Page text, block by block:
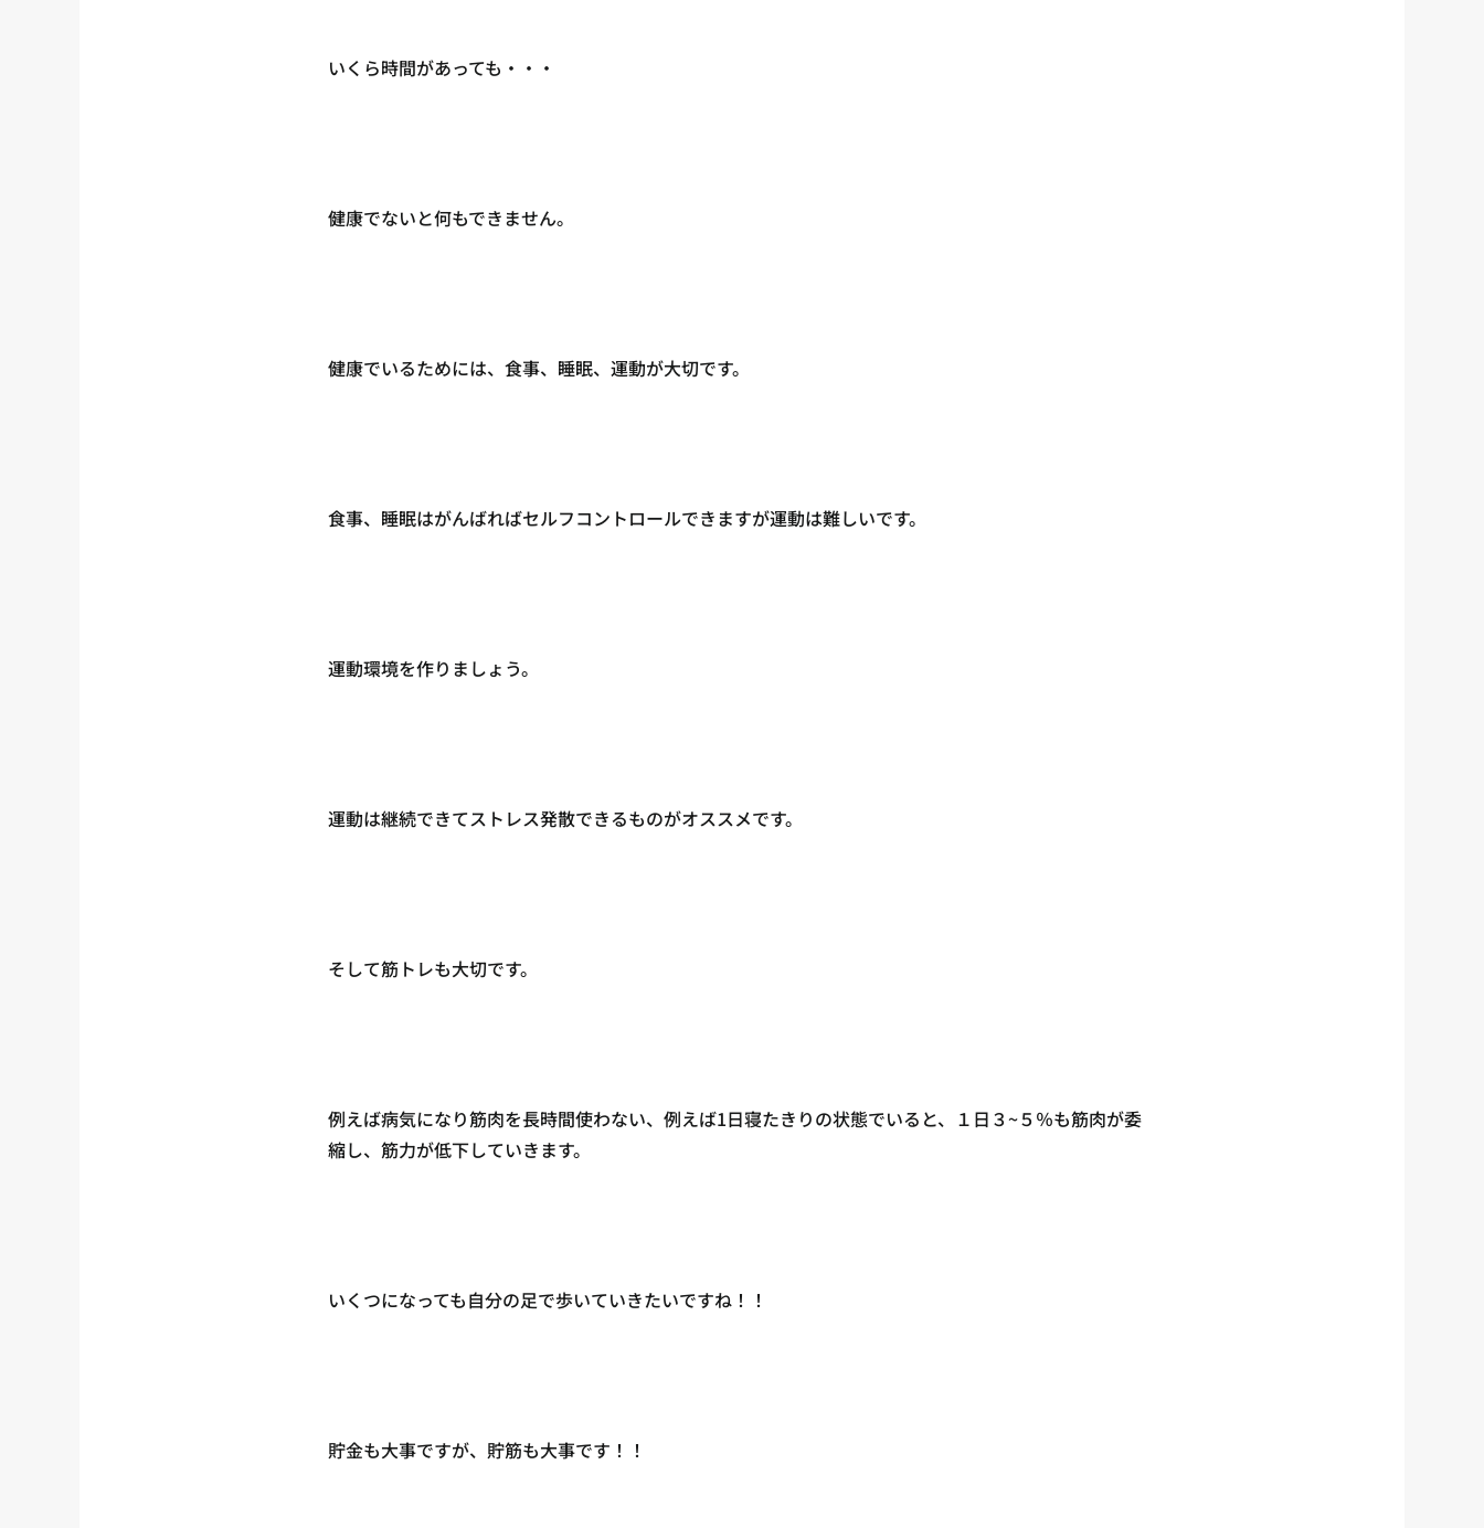
いくら時間があっても・・・
健康でないと何もできません。
健康でいるためには、食事、睡眠、運動が大切です。
食事、睡眠はがんばればセルフコントロールできますが運動は難しいです。
運動環境を作りましょう。
運動は継続できてストレス発散できるものがオススメです。
そして筋トレも大切です。
例えば病気になり筋肉を長時間使わない、例えば1日寝たきりの状態でいると、１日３~５％も筋肉が委
縮し、筋力が低下していきます。
いくつになっても自分の足で歩いていきたいですね！！
貯金も大事ですが、貯筋も大事です！！